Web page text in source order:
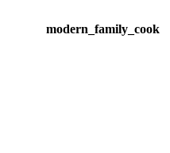
modern_family_cook